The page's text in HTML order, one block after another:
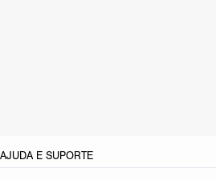
AJUDA E SUPORTE